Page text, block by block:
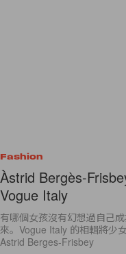
Fashion
Àstrid Bergès-
Vogue Italy
有哪個女孩沒有幻想過自己
來。Vogue Italy 的相輯將少
Astrid Berges-Frisbey